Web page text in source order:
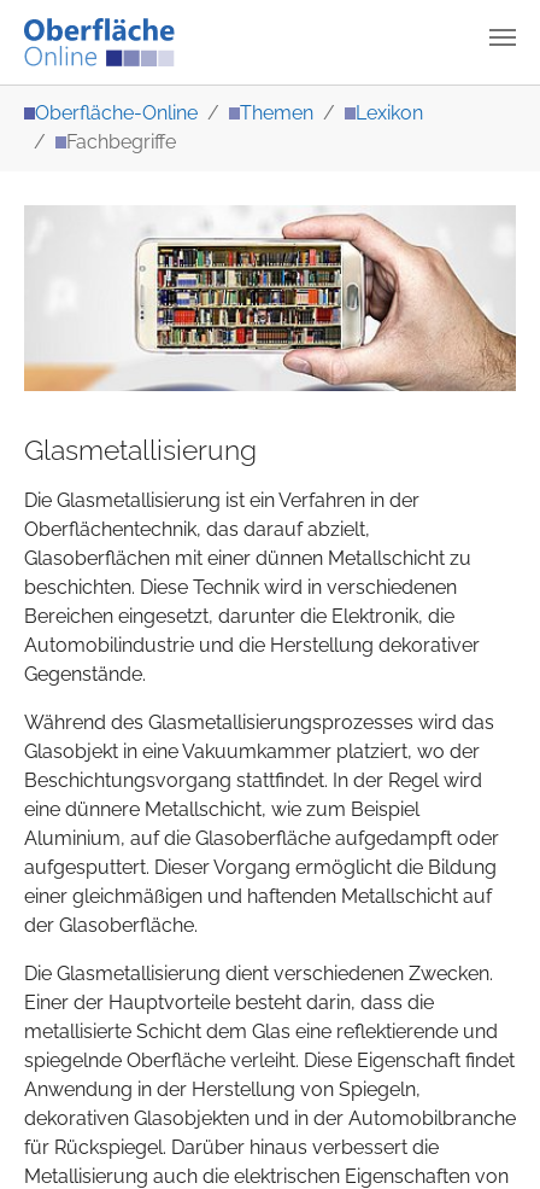
Oberfläche-Online Themen
Lexikon
Fachbegriffe
Glasmetallisierung
Die Glasmetallisierung ist ein Verfahren in der
Oberflächentechnik, das darauf abzielt,
Glasoberflächen mit einer dünnen Metallschicht zu
beschichten. Diese Technik wird in verschiedenen
Bereichen eingesetzt, darunter die Elektronik, die
Automobilindustrie und die Herstellung dekorativer
Gegenstände.
Während des Glasmetallisierungsprozesses wird das
Glasobjekt in eine Vakuumkammer platziert, wo der
Beschichtungsvorgang stattfindet. In der Regel wird
eine dünnere Metallschicht, wie zum Beispiel
Aluminium, auf die Glasoberfläche aufgedampft oder
aufgesputtert. Dieser Vorgang ermöglicht die Bildung
einer gleichmäßigen und haftenden Metallschicht auf
der Glasoberfläche.
Die Glasmetallisierung dient verschiedenen Zwecken.
Einer der Hauptvorteile besteht darin, dass die
metallisierte Schicht dem Glas eine reflektierende und
spiegelnde Oberfläche verleiht. Diese Eigenschaft findet
Anwendung in der Herstellung von Spiegeln,
dekorativen Glasobjekten und in der Automobilbranche
für Rückspiegel. Darüber hinaus verbessert die
Metallisierung auch die elektrischen Eigenschaften von